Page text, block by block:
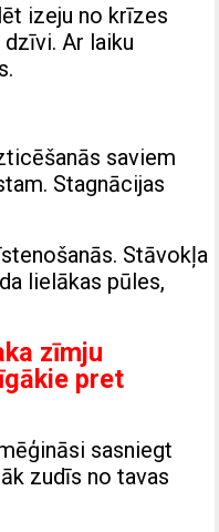
izeju no krīzes
Ar laiku
saviem
Stagnācijas
Stāvokļa
lielākas pūles,
zīmju
pret
sasniegt
zudīs no tavas